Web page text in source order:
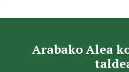
Arabako Alea